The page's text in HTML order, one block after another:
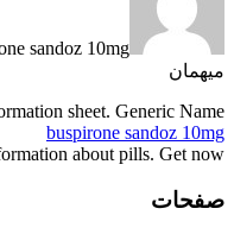
sandoz 10mg
میهمان
sheet. Generic Name.
buspirone sandoz 10mg
about pills. Get now.
صفحات